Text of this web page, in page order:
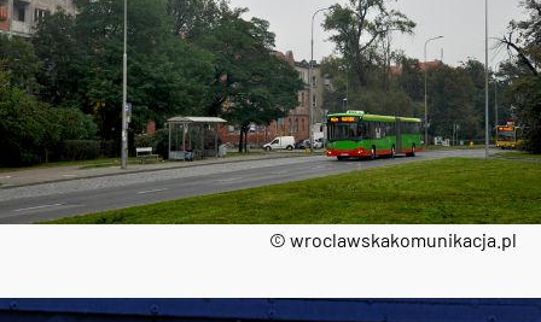
© wroclawskakomunikacja.pl